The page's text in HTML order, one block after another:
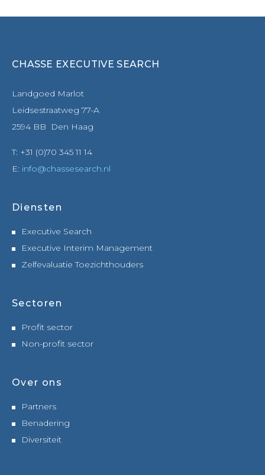
CHASSE EXECUTIVE SEARCH
Landgoed Marlot
Leidsestraatweg 77-A
2594 BB Den Haag
T: +31 (0)70 345 11 14
E: info@chassesearch.nl
Diensten
Executive Search
Executive Interim Management
Zelfevaluatie Toezichthouders
Sectoren
Profit sector
Non-profit sector
Over ons
Partners
Benadering
Diversiteit